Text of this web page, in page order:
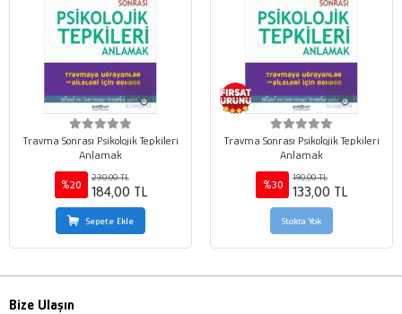
Travma Sonrası Psikolojik Tepkileri
Anlamak
%20
230,00 TL
184,00 TL
Sepete Ekle
Travma Sonrası Psikolojik Tepkileri
Anlamak
%30
190,00 TL
133,00 TL
Stokta Yok
Bize Ulaşın